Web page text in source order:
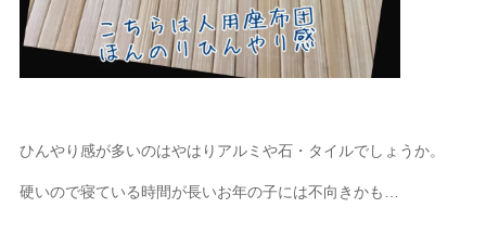
ひんやり感が多いのはやはりアルミや石・タイルでしょうか。
硬いので寝ている時間が長いお年の子には不向きかも…